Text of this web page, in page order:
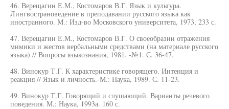
46. Верещагин Е.М., Костомаров В.Г. Язык и культура.
Лингвострановедение в преподавании русского языка как
иностранного. М.: Изд-во Московского университета, 1973, 233 с.
47. Верещагин Е.М., Костомаров В.Г. О своеобразии отражения
мимики и жестов вербальными средствами (на материале русского
языка) // Вопросы языкознания, 1981. -№1. С. 36-47.
48. Винокур Т.Г. К характеристике говорящего. Интенция и
реакция // Язык и личность.-М.: Наука, 1989. С. 11-23.
49. Винокур Т.Г. Говорящий и слушающий. Варианты речевого
поведения. М.: Наука, 1993а. 160 с.